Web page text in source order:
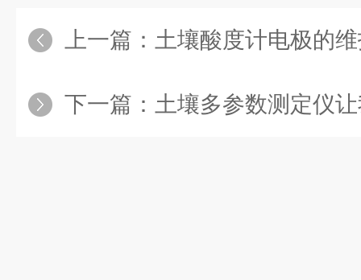
上一篇： 土壤酸度计电极的
下一篇： 土壤多参数测定仪让我们能